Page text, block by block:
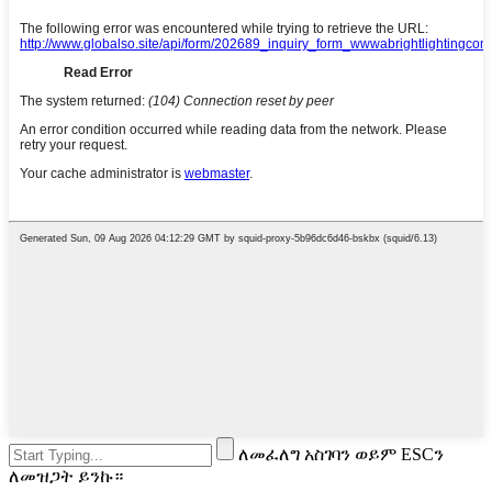
ለመፈለግ አስገባን ወይም ESCን
ለመዝጋት ይንኩ።